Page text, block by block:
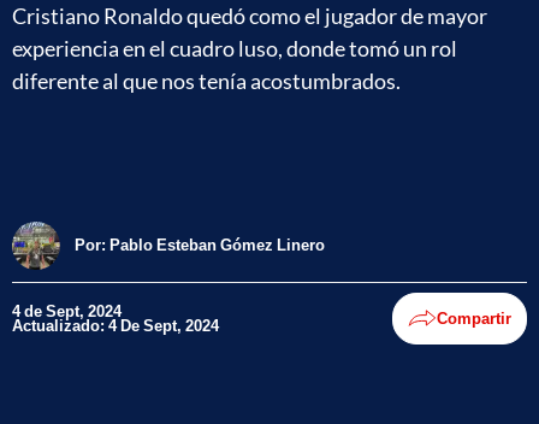
Cristiano Ronaldo quedó como el jugador de mayor
experiencia en el cuadro luso, donde tomó un rol
diferente al que nos tenía acostumbrados.
Por: Pablo Esteban Gómez Linero
4 de Sept, 2024
Actualizado: 4 De Sept, 2024 Compartir